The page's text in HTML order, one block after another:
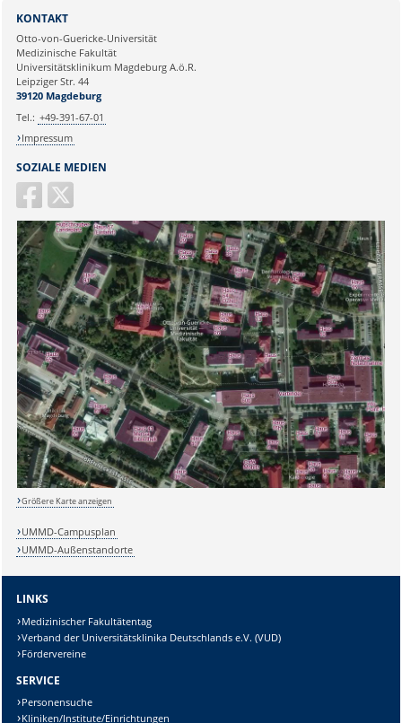
Ihre E-Mailadresse:
Ihr Anliegen:
Sicherheitsabfrage:
SOZIALE MEDIEN
KONTAKT
Otto-von-Guericke-Universität
Medizinische Fakultät
Universitätsklinikum Magdeburg A.ö.R.
Leipziger Str. 44
39120 Magdeburg
Tel.: +49-391-67-01
Impressum
Größere Karte anzeigen
UMMD-Campusplan
UMMD-Außenstandorte
LINKS
Medizinischer Fakultätentag
Verband der Universitätsklinika Deutschlands e.V. (VUD)
Fördervereine
SERVICE
Personensuche
Kliniken/Institute/Einrichtungen